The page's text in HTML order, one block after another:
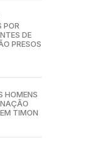
POR
DE
PRESOS
HOMENS
TIMON